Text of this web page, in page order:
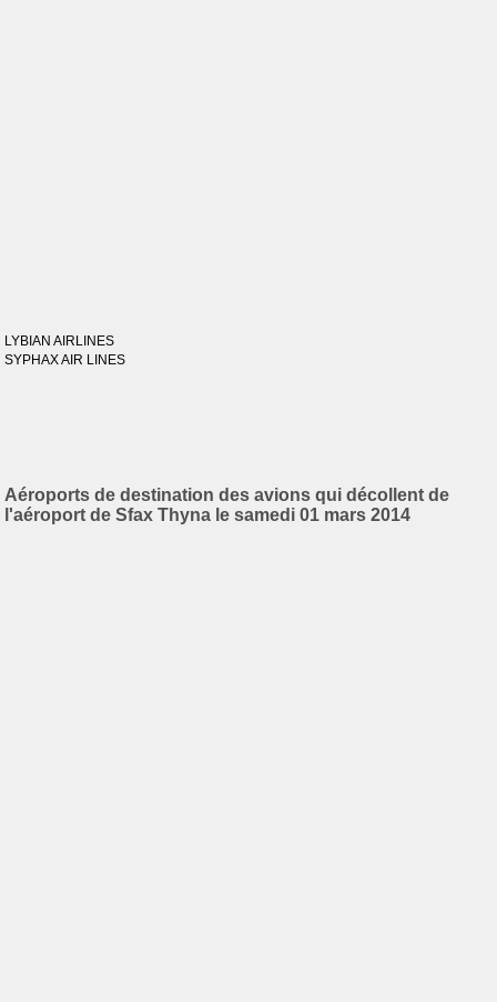
LYBIAN AIRLINES
SYPHAX AIR LINES
Aéroports de destination des avions qui décollent de
l'aéroport de Sfax Thyna le samedi 01 mars 2014